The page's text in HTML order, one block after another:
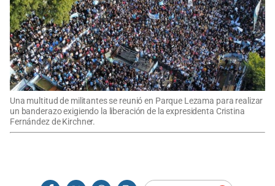
Una multitud de militantes se reunió en Parque Lezama para realizar
un banderazo exigiendo la liberación de la expresidenta Cristina
Fernández de Kirchner.